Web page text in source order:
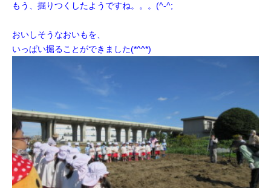
もう、掘りつくしたようですね。。。(^-^;
おいしそうなおいもを、
いっぱい掘ることができました(*^^*)